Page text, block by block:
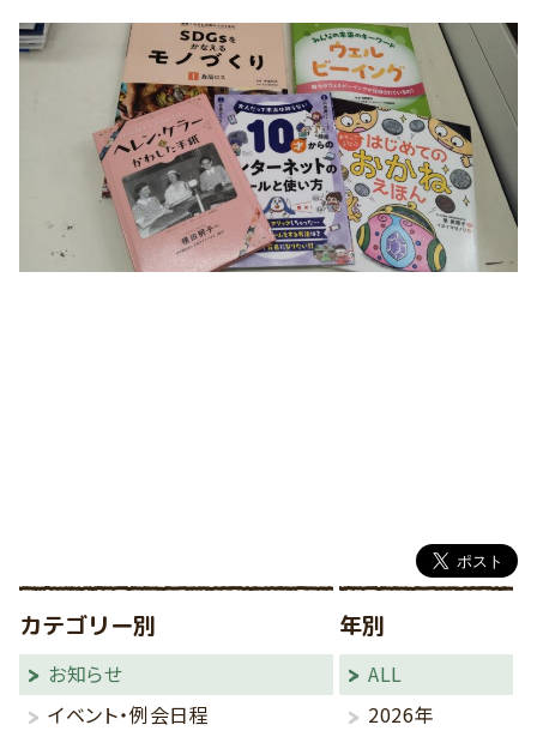
カテゴリー別
お知らせ
イベント・例会日程
年別
ALL
2026年